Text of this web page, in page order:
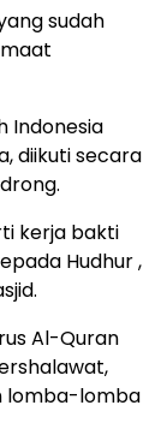
sudah
Indonesia
diikuti secara
kerja bakti
Hudhur ,
Al-Quran
lomba-lomba